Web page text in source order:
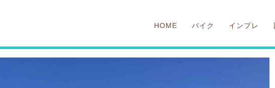
HOME バイク インプレ